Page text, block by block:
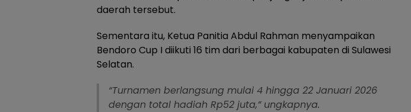
daerah tersebut.
Sementara itu, Ketua Panitia Abdul Rahman menyampaikan
Bendoro Cup I diikuti 16 tim dari berbagai kabupaten di Sulawesi
Selatan.
“Turnamen berlangsung mulai 4 hingga 22 Januari 2026
dengan total hadiah Rp52 juta,” ungkapnya.